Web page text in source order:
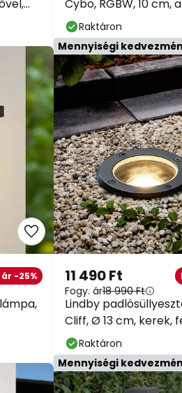
Cybo, RGBW, 10 cm,
Raktáron
-25%
Mennyiségi
Lindby
Cliff, Ø 13 cm, kerek,
11 490 Ft
Fogy. ár18 990 Ft
Raktáron
Mennyiségi